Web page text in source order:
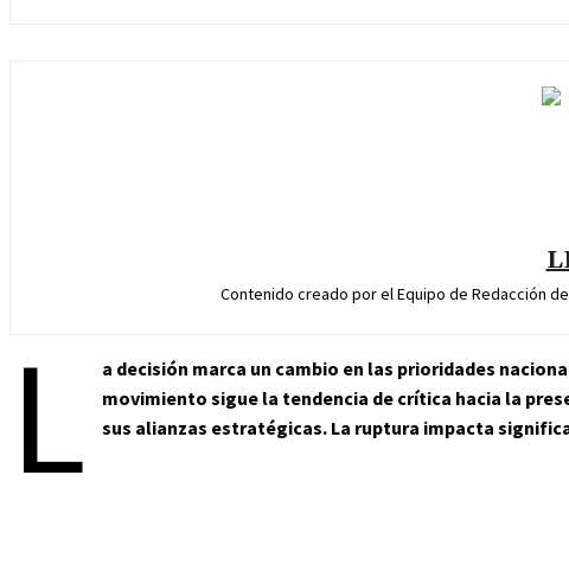
Contenido creado por el Equipo de Redacción
L
a decisión marca un cambio en las prioridades
movimiento sigue la tendencia de crítica hacia la
sus alianzas estratégicas. La ruptura impacta